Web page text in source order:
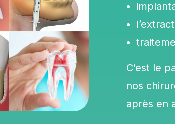
C’est le
nos
après en